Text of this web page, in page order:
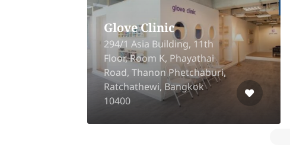
Glove Clinic
294/1 Asia Building, 11th
Floor, Room K, Phayathai
Road, Thanon Phetchaburi,
Ratchathewi, Bangkok
10400